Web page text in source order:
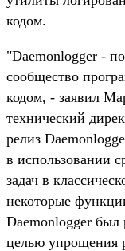
кодом.
"Daemonlogger -
сообщество
кодом, - заявил
технический
релиз
в использовании
задач в
некоторые
Daemonlogger был
целью упрощения